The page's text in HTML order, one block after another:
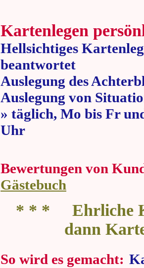
Kartenlegen
Hellsichtiges
beantwortet
Auslegung des
Auslegung von
» täglich, Mo bis Fr
Uhr » 80
Bewertungen von
Gästebuch
* * * Ehrliche
dann
So wird es gemacht: